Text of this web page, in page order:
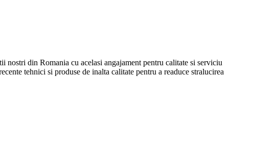
nostri din Romania cu acelasi angajament pentru calitate si serviciu
tehnici si produse de inalta calitate pentru a readuce stralucirea